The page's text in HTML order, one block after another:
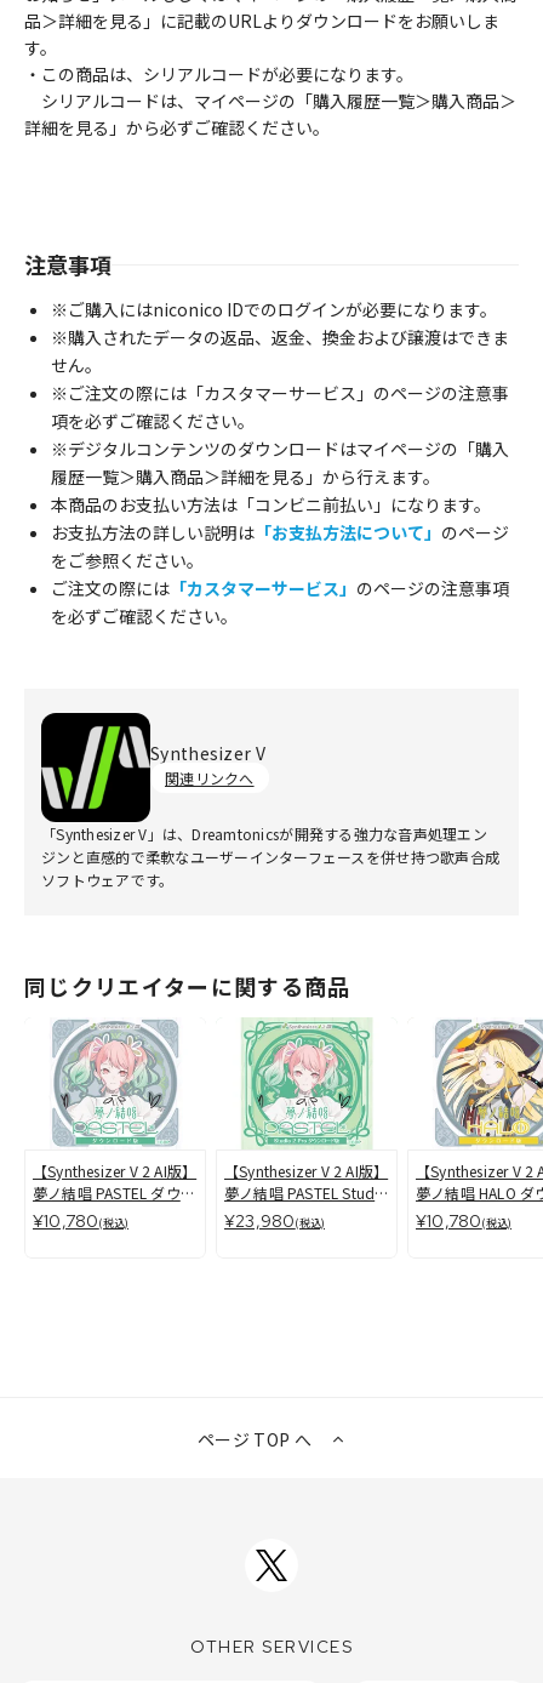
品＞詳細を見る」に記載のURLよりダウンロードをお願いしま
す。
・この商品は、シリアルコードが必要になります。
シリアルコードは、マイページの「購入履歴一覧＞購入商品＞
詳細を見る」から必ずご確認ください。
注意事項
※ご購入にはniconico IDでのログインが必要になります。
※購入されたデータの返品、返金、換金および譲渡はできま
せん。
※ご注文の際には「カスタマーサービス」のページの注意事
項を必ずご確認ください。
※デジタルコンテンツのダウンロードはマイページの「購入
履歴一覧＞購入商品＞詳細を見る」から行えます。
本商品のお支払い方法は「コンビニ前払い」になります。
お支払方法の詳しい説明は 「お支払方法について」 のページ
をご参照ください。
ご注文の際には 「カスタマーサービス」 のページの注意事項
を必ずご確認ください。
Synthesizer V
関連リンクへ
「Synthesizer V」は、Dreamtonicsが開発する強力な音声処理エン
ジンと直感的で柔軟なユーザーインターフェースを併せ持つ歌声合成
ソフトウェアです。
同じクリエイターに関する商品
【Synthesizer V 2 AI版】
夢ノ結唱 PASTEL ダウン
ロード版
¥10,780(税込)
【Synthesizer V 2 AI版】
夢ノ結唱 PASTEL Studio
2 Pro ダウンロード版
¥23,980(税込)
【Synthesizer V 2
夢ノ結唱 HALO ダ
ード版
¥10,780(税込)
ページ TOP へ
OTHER SERVICES